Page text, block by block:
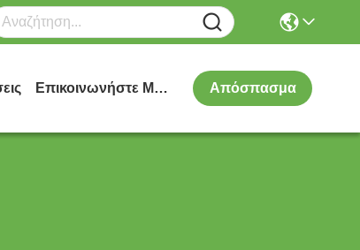
Επικοινωνήστε Μαζί Μας Απόσπασμα